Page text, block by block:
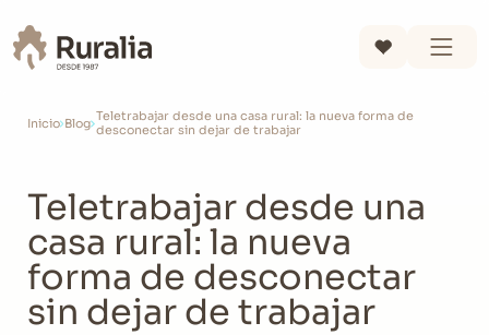
Inicio Blog Teletrabajar desde una casa rural: la nueva forma de
desconectar sin dejar de trabajar
Teletrabajar desde una
casa rural: la nueva
forma de desconectar
sin dejar de trabajar